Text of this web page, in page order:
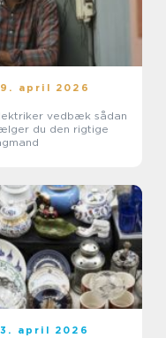
april 2026
vedbæk sådan
du den rigtige
april 2026